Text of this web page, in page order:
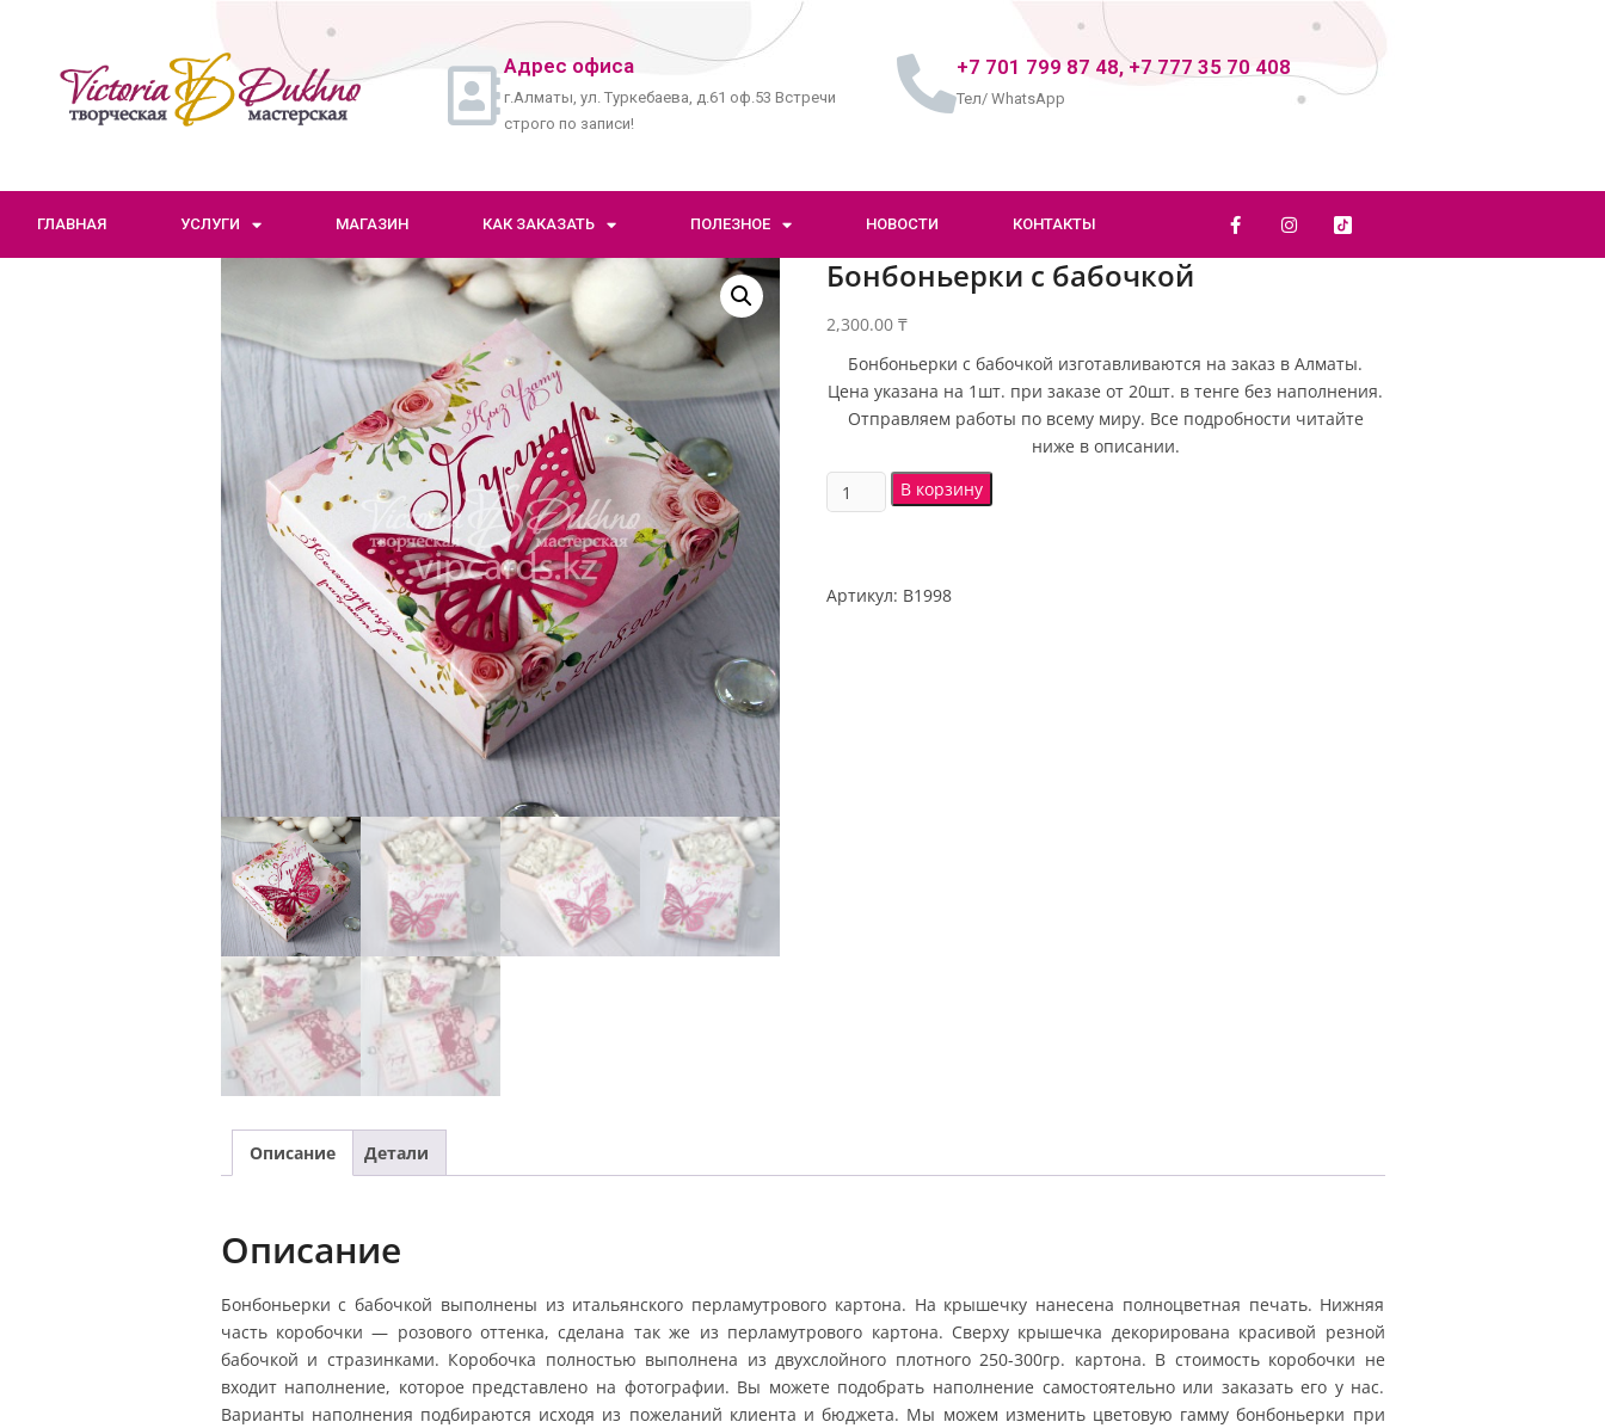
Адрес офиса
г.Алматы, ул. Туркебаева, д.61 оф.53 Встречи
строго по записи!
+7 701 799 87 48, +7 777 35 70 408
Тел/ WhatsApp
ГЛАВНАЯ УСЛУГИ МАГАЗИН КАК ЗАКАЗАТЬ ПОЛЕЗНОЕ НОВОСТИ КОНТАКТЫ
Бонбоньерки с бабочкой
2,300.00 ₸
Бонбоньерки с бабочкой изготавливаются на заказ в Алматы.
Цена указана на 1шт. при заказе от 20шт. в тенге без наполнения.
Отправляем работы по всему миру. Все подробности читайте
ниже в описании.
В корзину
Артикул: B1998
Описание Детали
Описание
Бонбоньерки с бабочкой выполнены из итальянского перламутрового картона. На крышечку нанесена полноцветная печать. Нижняя
часть коробочки — розового оттенка, сделана так же из перламутрового картона. Сверху крышечка декорирована красивой резной
бабочкой и стразинками. Коробочка полностью выполнена из двухслойного плотного 250-300гр. картона. В стоимость коробочки не
входит наполнение, которое представлено на фотографии. Вы можете подобрать наполнение самостоятельно или заказать его у нас.
Варианты наполнения подбираются исходя из пожеланий клиента и бюджета. Мы можем изменить цветовую гамму бонбоньерки при